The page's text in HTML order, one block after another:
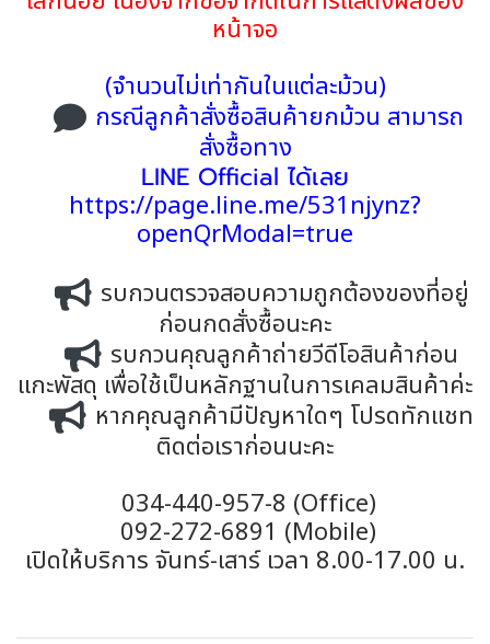
หน้าจอ
(จำนวนไม่เท่ากันในแต่ละม้วน)
กรณีลูกค้าสั่งซื้อสินค้ายกม้วน สามารถ
สั่งซื้อทาง
LINE Official ได้เลย
https://page.line.me/531njynz?
openQrModal=true
รบกวนตรวจสอบความถูกต้องของที่อยู่
ก่อนกดสั่งซื้อนะคะ
รบกวนคุณลูกค้าถ่ายวีดีโอสินค้าก่อน
แกะพัสดุ เพื่อใช้เป็นหลักฐานในการเคลมสินค้าค่ะ
หากคุณลูกค้ามีปัญหาใดๆ โปรดทักแชท
ติดต่อเราก่อนนะคะ
034-440-957-8 (Office)
092-272-6891 (Mobile)
เปิดให้บริการ จันทร์-เสาร์ เวลา 8.00-17.00 น.